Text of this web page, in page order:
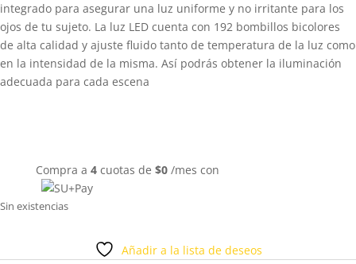
integrado para asegurar una luz uniforme y no irritante para los
ojos de tu sujeto. La luz LED cuenta con 192 bombillos bicolores
de alta calidad y ajuste fluido tanto de temperatura de la luz como
en la intensidad de la misma. Así podrás obtener la iluminación
adecuada para cada escena
Compra a 4cuotas de $0 /mes con
Sin existencias
Añadir a la lista de deseos